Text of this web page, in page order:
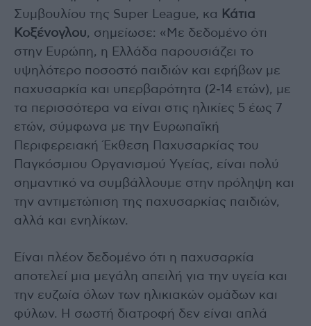
Συμβουλίου της Super League, κα
Κάτια
Κοξένογλου, σημείωσε: «Με δεδομένο ότι
στην Ευρώπη, η Ελλάδα παρουσιάζει το
υψηλότερο ποσοστό παιδιών και εφήβων με
παχυσαρκία και υπερβαρότητα (2-14 ετών), με
τα περισσότερα να είναι στις ηλικίες 5 έως 7
ετών, σύμφωνα με την Ευρωπαϊκή
Περιφερειακή Έκθεση Παχυσαρκίας του
Παγκόσμιου Οργανισμού Υγείας, είναι πολύ
σημαντικό να συμβάλλουμε στην πρόληψη και
την αντιμετώπιση της παχυσαρκίας παιδιών,
αλλά και ενηλίκων.
Είναι πλέον δεδομένο ότι η παχυσαρκία
αποτελεί μια μεγάλη απειλή για την υγεία και
την ευζωία όλων των ηλικιακών ομάδων και
φύλων. Η σωστή διατροφή δεν είναι απλά